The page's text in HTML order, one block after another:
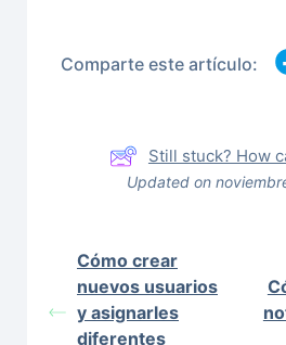
Comparte este artículo:
Still stuck? How
Updated on
Cómo crear
nuevos usuarios
y asignarles
diferentes